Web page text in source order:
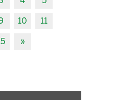
10
11
»